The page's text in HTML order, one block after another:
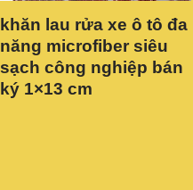
khăn lau rửa xe ô tô đa
năng microfiber siêu
sạch công nghiệp bán
ký 1×13 cm